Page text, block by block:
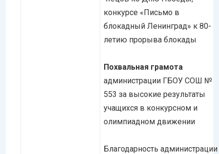
конкурсе «Письмо в
блокадный Ленинград» к 80-
летию прорыва блокады
Похвальная грамота
администрации ГБОУ СОШ №
553 за высокие результаты
учащихся в конкурсном и
олимпиадном движении
Благодарность администрации